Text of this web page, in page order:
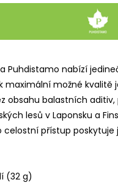
Puhdistamo nabízí
maximální možné kvalitě
obsahu balastních
lesů v Laponsku a
celostní přístup
(32 g)